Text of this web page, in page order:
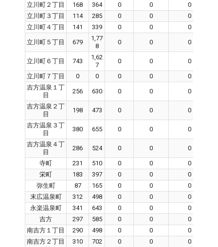
立川町２丁目
168 364 0 0
0
立川町３丁目
114 285 0 0
0
立川町４丁目
141 339 0 0 0
立川町５丁目 679
1,77
8
0 0 0
立川町６丁目 743
1,62
7
0 0 0
立川町７丁目 0 0 0 0
0
吉方温泉１丁
目
256 630 0 0 0
吉方温泉２丁
目
198 473 0 0 0
吉方温泉３丁
目
380 655 0 0 0
吉方温泉４丁
目
286 524 0 0 0
寺町 231 510 0 0
0
栄町
183 397 0 0
0
弥生町
87 165 0 0
0
末広温泉町
312 498 0 0
0
永楽温泉町
341 643 0 0
0
吉方
297 585 0 0
0
南吉方１丁目
290 498 0 0
0
南吉方２丁目
310 702 0 0
0